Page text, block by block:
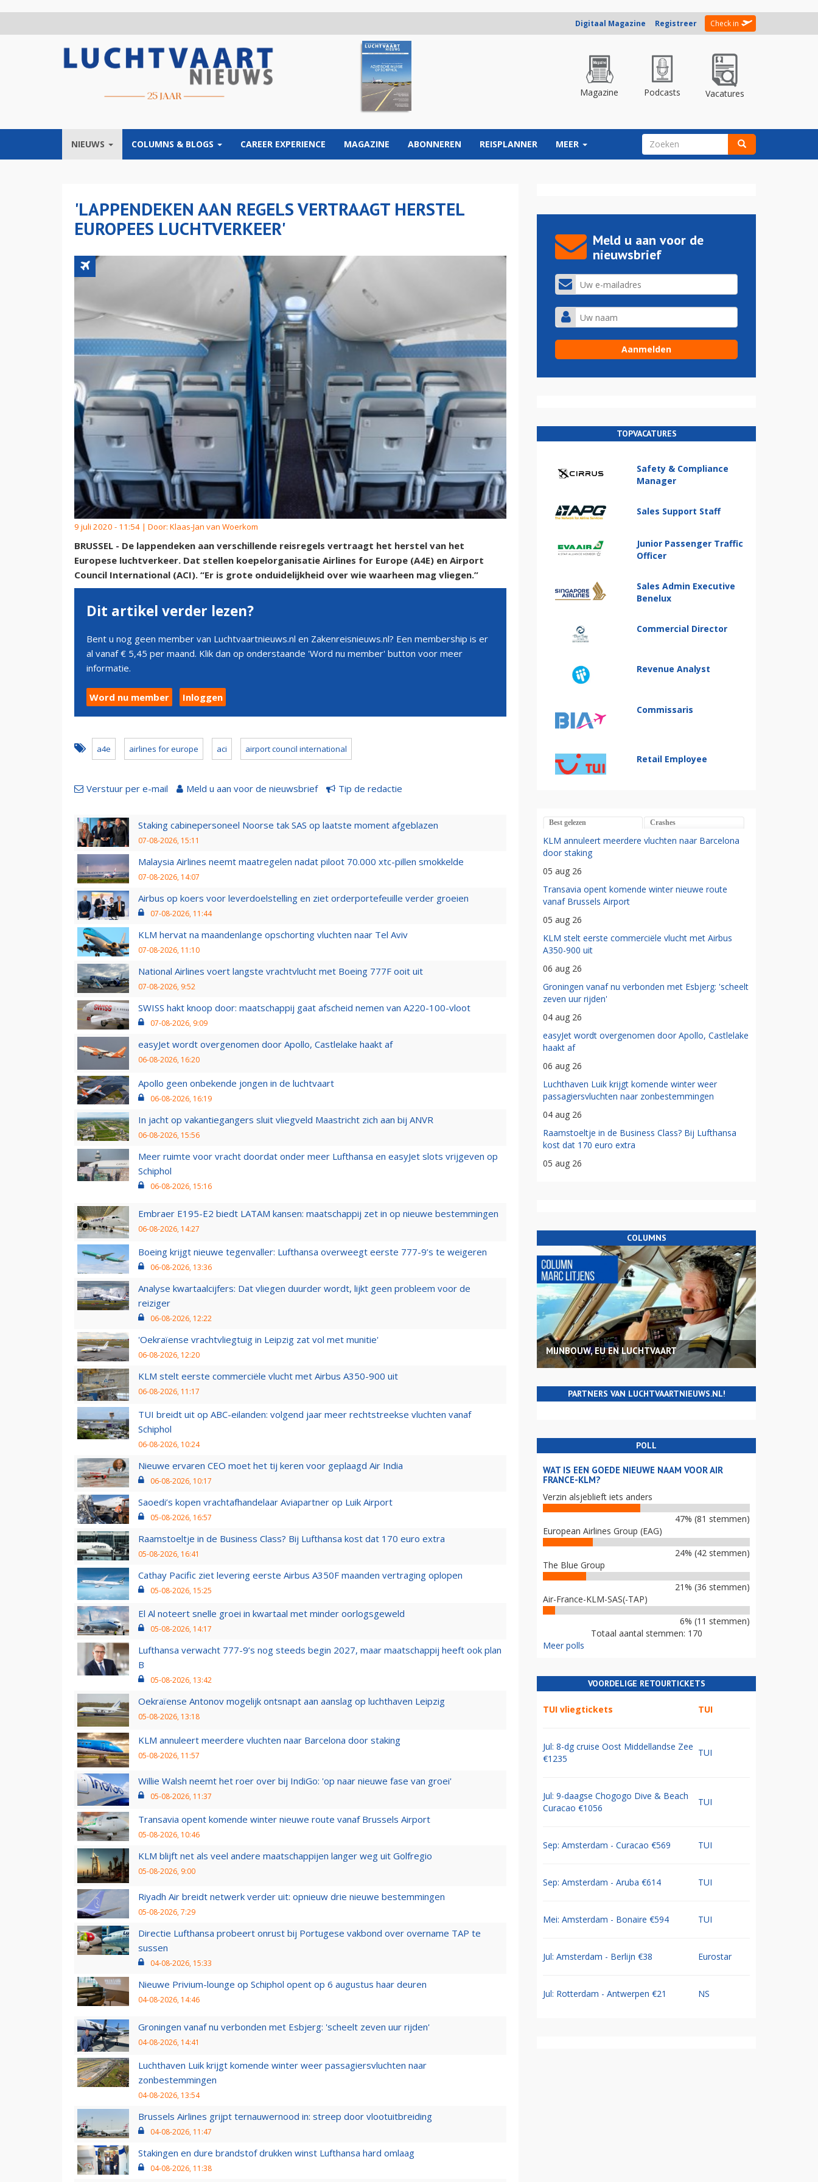
Digitaal Magazine Registreer Check in
Magazine Podcasts Vacatures
NIEUWS COLUMNS & BLOGS CAREER EXPERIENCE MAGAZINE ABONNEREN REISPLANNER MEER ZOEKVELD
'LAPPENDEKEN AAN REGELS VERTRAAGT HERSTEL
EUROPEES LUCHTVERKEER'
9 juli 2020 - 11:54 | Door: Klaas-Jan van Woerkom
BRUSSEL - De lappendeken aan verschillende reisregels vertraagt het herstel van het
Europese luchtverkeer. Dat stellen koepelorganisatie Airlines for Europe (A4E) en Airport
Council International (ACI). “Er is grote onduidelijkheid over wie waarheen mag vliegen.”
Dit artikel verder lezen?
Bent u nog geen member van Luchtvaartnieuws.nl en Zakenreisnieuws.nl? Een membership is er
al vanaf € 5,45 per maand. Klik dan op onderstaande 'Word nu member' button voor meer
informatie.
Word nu member Inloggen
a4e airlines for europe aci airport council international
Verstuur per e-mail Meld u aan voor de nieuwsbrief Tip de redactie
Staking cabinepersoneel Noorse tak SAS op laatste moment afgeblazen
07-08-2026, 15:11
Malaysia Airlines neemt maatregelen nadat piloot 70.000 xtc-pillen smokkelde
07-08-2026, 14:07
Airbus op koers voor leverdoelstelling en ziet orderportefeuille verder groeien
07-08-2026, 11:44
KLM hervat na maandenlange opschorting vluchten naar Tel Aviv
07-08-2026, 11:10
National Airlines voert langste vrachtvlucht met Boeing 777F ooit uit
07-08-2026, 9:52
SWISS hakt knoop door: maatschappij gaat afscheid nemen van A220-100-vloot
07-08-2026, 9:09
easyJet wordt overgenomen door Apollo, Castlelake haakt af
06-08-2026, 16:20
Apollo geen onbekende jongen in de luchtvaart
06-08-2026, 16:19
In jacht op vakantiegangers sluit vliegveld Maastricht zich aan bij ANVR
06-08-2026, 15:56
Meer ruimte voor vracht doordat onder meer Lufthansa en easyJet slots vrijgeven op
Schiphol
06-08-2026, 15:16
Embraer E195-E2 biedt LATAM kansen: maatschappij zet in op nieuwe bestemmingen
06-08-2026, 14:27
Boeing krijgt nieuwe tegenvaller: Lufthansa overweegt eerste 777-9’s te weigeren
06-08-2026, 13:36
Analyse kwartaalcijfers: Dat vliegen duurder wordt, lijkt geen probleem voor de
reiziger
06-08-2026, 12:22
'Oekraïense vrachtvliegtuig in Leipzig zat vol met munitie'
06-08-2026, 12:20
KLM stelt eerste commerciële vlucht met Airbus A350-900 uit
06-08-2026, 11:17
TUI breidt uit op ABC-eilanden: volgend jaar meer rechtstreekse vluchten vanaf
Schiphol
06-08-2026, 10:24
Nieuwe ervaren CEO moet het tij keren voor geplaagd Air India
06-08-2026, 10:17
Saoedi’s kopen vrachtafhandelaar Aviapartner op Luik Airport
05-08-2026, 16:57
Raamstoeltje in de Business Class? Bij Lufthansa kost dat 170 euro extra
05-08-2026, 16:41
Cathay Pacific ziet levering eerste Airbus A350F maanden vertraging oplopen
05-08-2026, 15:25
El Al noteert snelle groei in kwartaal met minder oorlogsgeweld
05-08-2026, 14:17
Lufthansa verwacht 777-9’s nog steeds begin 2027, maar maatschappij heeft ook plan
B
05-08-2026, 13:42
Oekraïense Antonov mogelijk ontsnapt aan aanslag op luchthaven Leipzig
05-08-2026, 13:18
KLM annuleert meerdere vluchten naar Barcelona door staking
05-08-2026, 11:57
Willie Walsh neemt het roer over bij IndiGo: 'op naar nieuwe fase van groei'
05-08-2026, 11:37
Transavia opent komende winter nieuwe route vanaf Brussels Airport
05-08-2026, 10:46
KLM blijft net als veel andere maatschappijen langer weg uit Golfregio
05-08-2026, 9:00
Riyadh Air breidt netwerk verder uit: opnieuw drie nieuwe bestemmingen
05-08-2026, 7:29
Directie Lufthansa probeert onrust bij Portugese vakbond over overname TAP te
sussen
04-08-2026, 15:33
Nieuwe Privium-lounge op Schiphol opent op 6 augustus haar deuren
04-08-2026, 14:46
Groningen vanaf nu verbonden met Esbjerg: 'scheelt zeven uur rijden'
04-08-2026, 14:41
Luchthaven Luik krijgt komende winter weer passagiersvluchten naar
zonbestemmingen
04-08-2026, 13:54
Brussels Airlines grijpt ternauwernood in: streep door vlootuitbreiding
04-08-2026, 11:47
Stakingen en dure brandstof drukken winst Lufthansa hard omlaag
04-08-2026, 11:38
Meld u aan voor de
nieuwsbrief
TOPVACATURES
Safety & Compliance
Manager
Sales Support Staff
Junior Passenger Traffic
Officer
Sales Admin Executive
Benelux
Commercial Director
Revenue Analyst
Commissaris
Retail Employee
Best gelezen Crashes
KLM annuleert meerdere vluchten naar Barcelona
door staking
05 aug 26
Transavia opent komende winter nieuwe route
vanaf Brussels Airport
05 aug 26
KLM stelt eerste commerciële vlucht met Airbus
A350-900 uit
06 aug 26
Groningen vanaf nu verbonden met Esbjerg: 'scheelt
zeven uur rijden'
04 aug 26
easyJet wordt overgenomen door Apollo, Castlelake
haakt af
06 aug 26
Luchthaven Luik krijgt komende winter weer
passagiersvluchten naar zonbestemmingen
04 aug 26
Raamstoeltje in de Business Class? Bij Lufthansa
kost dat 170 euro extra
05 aug 26
COLUMNS
MIJNBOUW, EU EN LUCHTVAART
PARTNERS VAN LUCHTVAARTNIEUWS.NL!
POLL
WAT IS EEN GOEDE NIEUWE NAAM VOOR AIR
FRANCE-KLM?
Verzin alsjeblieft iets anders
47% (81 stemmen)
European Airlines Group (EAG)
24% (42 stemmen)
The Blue Group
21% (36 stemmen)
Air-France-KLM-SAS(-TAP)
6% (11 stemmen)
Totaal aantal stemmen: 170
Meer polls
VOORDELIGE RETOURTICKETS
TUI vliegtickets TUI
Jul: 8-dg cruise Oost Middellandse Zee
€1235
TUI
Jul: 9-daagse Chogogo Dive & Beach
Curacao €1056
TUI
Sep: Amsterdam - Curacao €569 TUI
Sep: Amsterdam - Aruba €614 TUI
Mei: Amsterdam - Bonaire €594 TUI
Jul: Amsterdam - Berlijn €38 Eurostar
Jul: Rotterdam - Antwerpen €21 NS